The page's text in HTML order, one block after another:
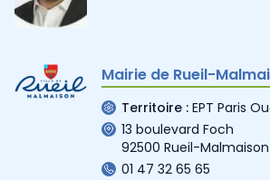
Mairie de Rueil-
Territoire : EPT Paris
13 boulevard Foch
92500 Rueil-Malmaison
01 47 32 65 65